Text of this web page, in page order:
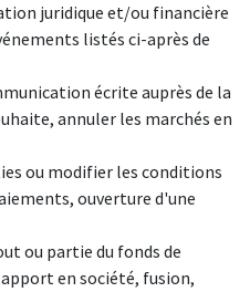
juridique et/ou financière
listés ci-après de
écrite auprès de la
annuler les marchés en
ou modifier les conditions
ouverture d'une
ou partie du fonds de
en société, fusion,